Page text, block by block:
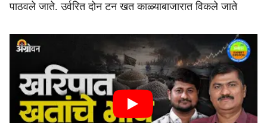
पाठवले जाते. उर्वरित दोन टन खत काळ्याबाजारात विकले जाते